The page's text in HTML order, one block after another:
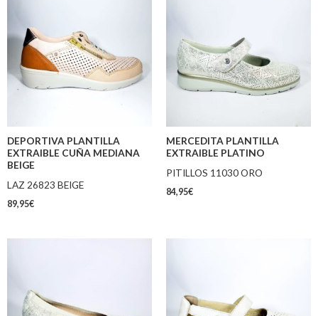
DEPORTIVA PLANTILLA
EXTRAIBLE CUÑA MEDIANA
BEIGE
LAZ 26823 BEIGE
89,95€
MERCEDITA PLANTILLA
EXTRAIBLE PLATINO
PITILLOS 11030 ORO
84,95€